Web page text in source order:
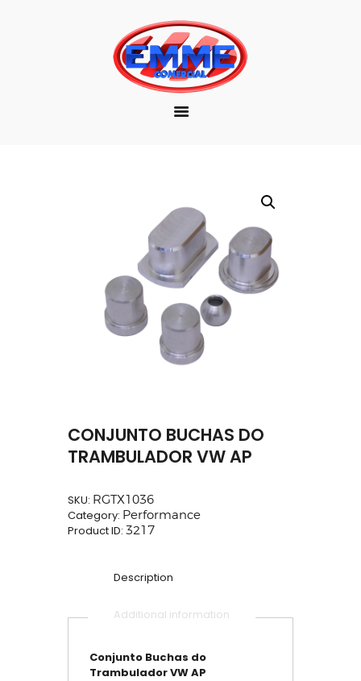
EMPRESA
MARCAS
PRODUTOS
CONJUNTO BUCHAS DO
TRAMBULADOR VW AP
SKU: RGTX1036
Category: Performance
Product ID: 3217
Description
Additional information
Conjunto Buchas do
Trambulador VW AP